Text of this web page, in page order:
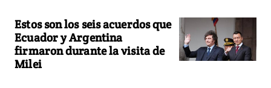
Estos son los seis acuerdos que
Ecuador y Argentina
firmaron durante la visita de
Milei